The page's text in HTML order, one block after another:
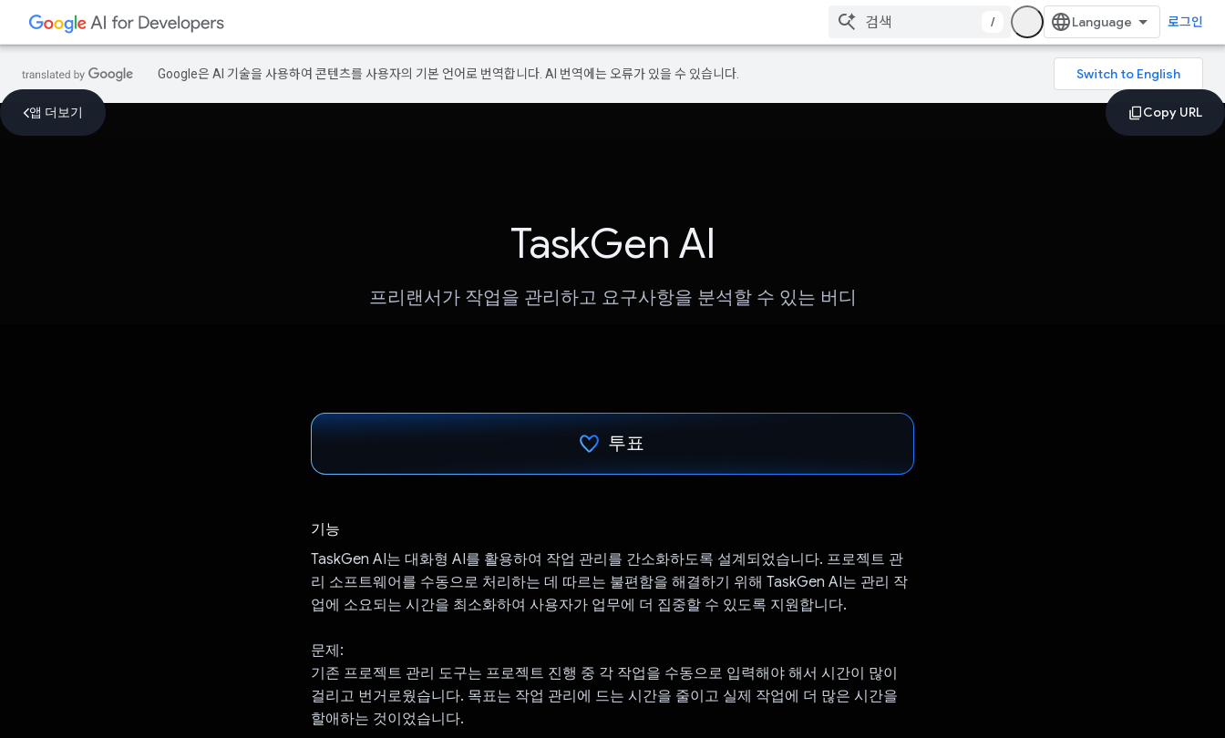
/ 로그인
Google은 AI 기술을 사용하여 콘텐츠를 사용자의 기본 언어로 번역합니다. AI 번역에는 오류가 있을 수 있습니다.
앱 더보기
TaskGen AI
프리랜서가 작업을 관리하고 요구사항을 분석할 수 있는 버디
투표
기능
TaskGen AI는 대화형 AI를 활용하여 작업 관리를 간소화하도록 설계되었습니다. 프로젝트 관
리 소프트웨어를 수동으로 처리하는 데 따르는 불편함을 해결하기 위해 TaskGen AI는 관리 작
업에 소요되는 시간을 최소화하여 사용자가 업무에 더 집중할 수 있도록 지원합니다.
문제:
기존 프로젝트 관리 도구는 프로젝트 진행 중 각 작업을 수동으로 입력해야 해서 시간이 많이
걸리고 번거로웠습니다. 목표는 작업 관리에 드는 시간을 줄이고 실제 작업에 더 많은 시간을
할애하는 것이었습니다.